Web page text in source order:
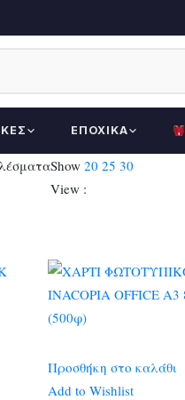
ΕΠΟΧΙΚΆ
Sorted
by
Show 20 25 30
View :
Προσθήκη στο καλάθι
Add to Wishlist